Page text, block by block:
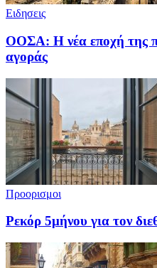
Ειδησεις
ΟΟΣΑ: Η νέα εποχή της
αγοράς
Προορισμοι
Ρεκόρ 5μήνου για τον